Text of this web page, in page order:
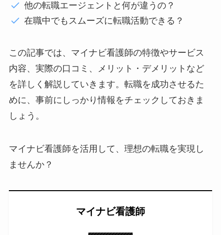
他の転職エージェントと何が違うの？
在職中でもスムーズに転職活動できる？
この記事では、マイナビ看護師の特徴やサービス
内容、実際の口コミ、メリット・デメリットなど
を詳しく解説していきます。転職を成功させるた
めに、事前にしっかり情報をチェックしておきま
しょう。
マイナビ看護師を活用して、理想の転職を実現し
ませんか？
マイナビ看護師